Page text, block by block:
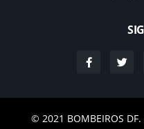
© 2021 BOMBEIROS DF.